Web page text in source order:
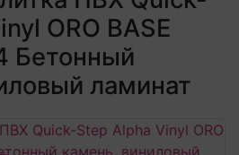
плитка
панелей
ORO BASE
Бетонный
ламинат